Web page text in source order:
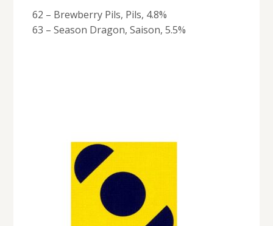
62 – Brewberry Pils, Pils, 4.8%
63 – Season Dragon, Saison, 5.5%